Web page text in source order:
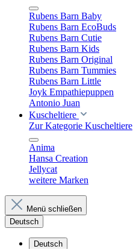
Rubens Barn Baby
Rubens Barn EcoBuds
Rubens Barn Cutie
Rubens Barn Kids
Rubens Barn Original
Rubens Barn Tummies
Rubens Barn Little
Joyk Empathiepuppen
Antonio Juan
Kuscheltiere
Zur Kategorie Kuscheltiere
Anima
Hansa Creation
Jellycat
weitere Marken
Menü schließen
Deutsch
Deutsch